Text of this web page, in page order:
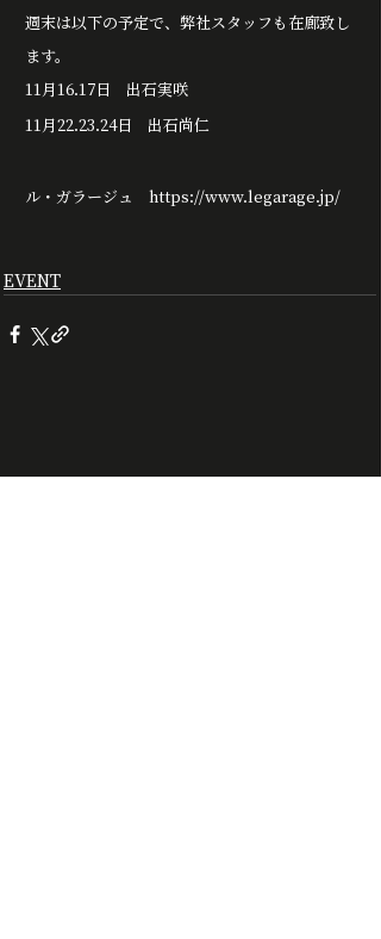
週末は以下の予定で、弊社スタッフも在廊致し
ます。
11月16.17日　出石実咲
11月22.23.24日　出石尚仁
ル・ガラージュ https://www.legarage.jp/
EVENT